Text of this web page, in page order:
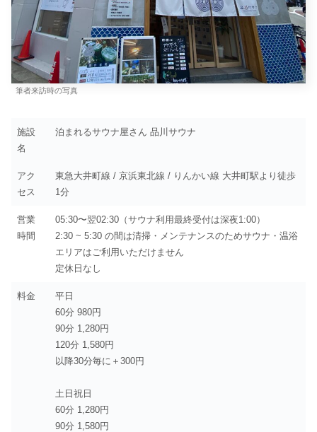
筆者来訪時の写真
施設
名
泊まれるサウナ屋さん 品川サウナ
アク
セス
東急大井町線 / 京浜東北線 / りんかい線 大井町駅より徒歩
1分
営業
時間
05:30〜翌02:30（サウナ利用最終受付は深夜1:00）
2:30 ~ 5:30 の間は清掃・メンテナンスのためサウナ・温浴
エリアはご利用いただけません
定休日なし
料金
平日
60分 980円
90分 1,280円
120分 1,580円
以降30分毎に＋300円
土日祝日
60分 1,280円
90分 1,580円